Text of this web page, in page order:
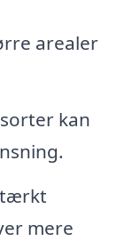
arealer
kan
mere